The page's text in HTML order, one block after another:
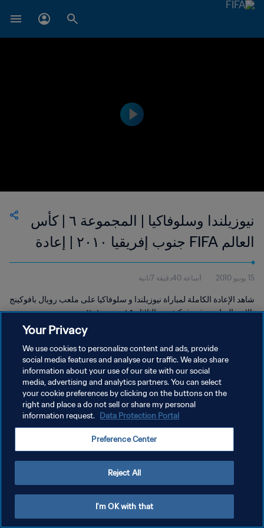
نيوزيلندا وسلوفاكيا | المجموعة ٦ | كأس
العالم FIFA جنوب إفريقيا ٢٠١٠ | إعادة
المباراة
15 يونيو 2010 1ساعة 40دقيقة 7ثانية
شاهد الإعادة الكاملة لمباراة نيوزيلندا و سلوفاكيا على ملعب رويال بافوكينج
بالاس الرياضي في فوكنغ يوم الثلاثاء ١٥ يونيو ٢٠١٠.
سياسة الخصوصية
إدارة تفضيلات ملفات تعريف الارتباط
Your Privacy
We use cookies to personalize content and ads, provide
social media features and analyse our traffic. We also share
information about your use of our site with our social
media, advertising and analytics partners. You can select
your cookie preferences by clicking on the buttons on the
right and place a do not sell or share my personal
information request. Data Protection Portal
Preference Center
Reject All
I'm OK with that